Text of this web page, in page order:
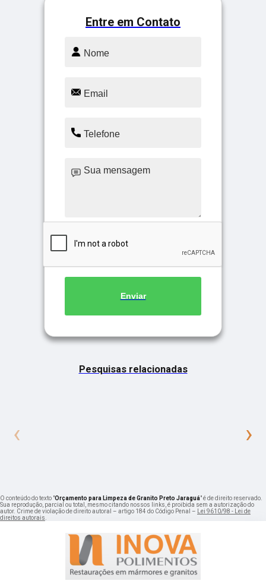
Entre em Contato
Enviar
Pesquisas relacionadas
‹ ›
O conteúdo do texto "Orçamento para Limpeza de Granito Preto Jaraguá" é de direito reservado.
Sua reprodução, parcial ou total, mesmo citando nossos links, é proibida sem a autorização do
autor. Crime de violação de direito autoral – artigo 184 do Código Penal –
Lei 9610/98 - Lei de
direitos autorais